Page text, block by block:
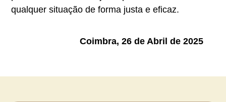
qualquer situação de forma justa e eficaz.
Coimbra, 26 de Abril de 2025